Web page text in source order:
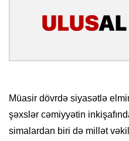
Müasir dövrdə siyasətlə
şəxslər cəmiyyətin
simalardan biri də millət